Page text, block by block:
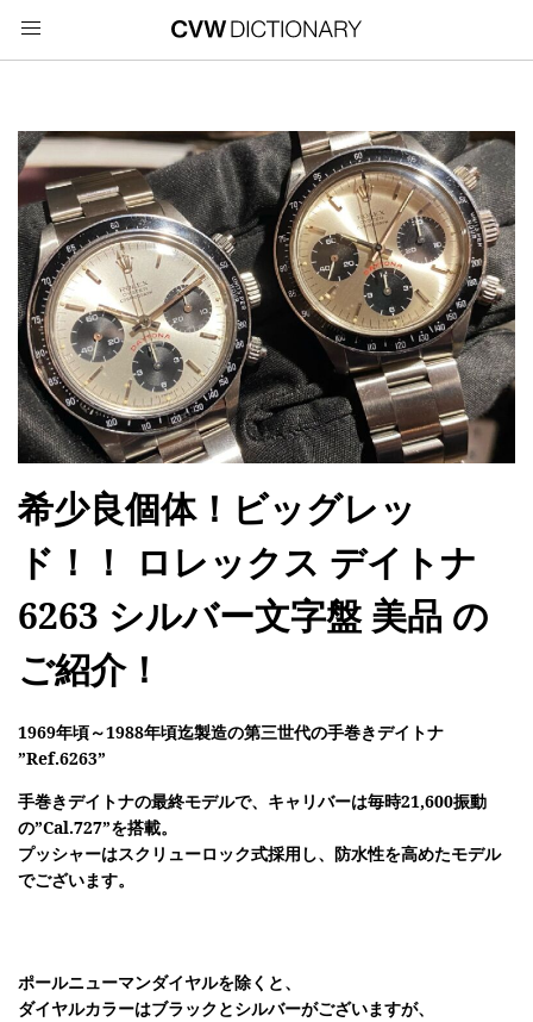
希少良個体！ビッグレッ
ド！！ ロレックス デイトナ
6263 シルバー文字盤 美品 の
ご紹介！
1969年頃～1988年頃迄製造の第三世代の手巻きデイトナ
”Ref.6263”
手巻きデイトナの最終モデルで、キャリバーは毎時21,600振動
の”Cal.727”を搭載。
プッシャーはスクリューロック式採用し、防水性を高めたモデル
でございます。
ポールニューマンダイヤルを除くと、
ダイヤルカラーはブラックとシルバーがございますが、